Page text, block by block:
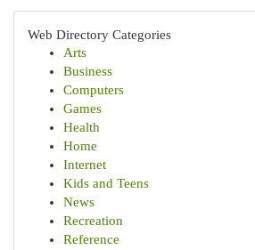
Web Directory Categories
Arts
Business
Computers
Games
Health
Home
Internet
Kids and Teens
News
Recreation
Reference